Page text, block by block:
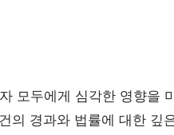
모두에게 심각한 영향을
의 경과와 법률에 대한 깊